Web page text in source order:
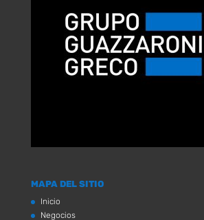
MAPA DEL SITIO
Inicio
Negocios